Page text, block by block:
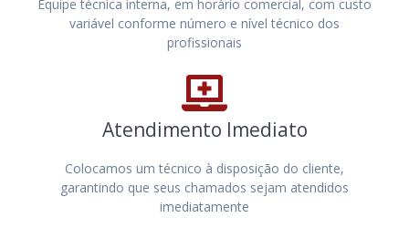
Equipe técnica interna, em horário comercial, com custo
variável conforme número e nível técnico dos
profissionais
Atendimento Imediato
Colocamos um técnico à disposição do cliente,
garantindo que seus chamados sejam atendidos
imediatamente